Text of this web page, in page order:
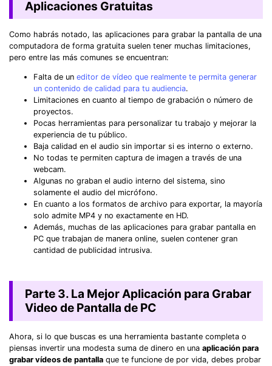
Aplicaciones Gratuitas
Como habrás notado, las aplicaciones para grabar la pantalla de una
computadora de forma gratuita suelen tener muchas limitaciones,
pero entre las más comunes se encuentran:
Falta de un editor de vídeo que realmente te permita generar
un contenido de calidad para tu audiencia.
Limitaciones en cuanto al tiempo de grabación o número de
proyectos.
Pocas herramientas para personalizar tu trabajo y mejorar la
experiencia de tu público.
Baja calidad en el audio sin importar si es interno o externo.
No todas te permiten captura de imagen a través de una
webcam.
Algunas no graban el audio interno del sistema, sino
solamente el audio del micrófono.
En cuanto a los formatos de archivo para exportar, la mayoría
solo admite MP4 y no exactamente en HD.
Además, muchas de las aplicaciones para grabar pantalla en
PC que trabajan de manera online, suelen contener gran
cantidad de publicidad intrusiva.
Parte 3. La Mejor Aplicación para Grabar
Video de Pantalla de PC
Ahora, si lo que buscas es una herramienta bastante completa o
piensas invertir una modesta suma de dinero en una aplicación para
grabar vídeos de pantalla que te funcione de por vida, debes probar